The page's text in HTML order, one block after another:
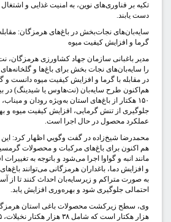
بر فناوری‌های نوین، به امنیت غذایی و اشتغال پایدار
یابند.
نجات‌بخش در باغ‌های هرمزگان: مقابله با
و افزایش کیفیت میوه
باغبانی سازمان جهاد کشاورزی هرمزگان، نت‌هاوس
سایه‌بان‌های نجات بخش برای باغ‌ها و گلخانه‌های استان
مقابله با گرما و افزایش کیفیت میوه دانست و گفت:
طرح سایه‌بان (نت‌هاوس یا شیدینگ) در بیش از
۱۵۰ هکتار از باغ‌های استان به‌ویژه رودان و میناب، با هدف
از تنش گرمایی، افزایش کیفیت میوه و بهبود
محصول در حال اجرا است.
شیخ‌زاده در گفت وگويي اظهار کرد: این طرح
اکنون برای باغ‌های مرکبات و محصولات گرمسیری
انبه و گواوا اجرا می‌شود و باتوجه به تغییرات اقلیمی
افزایش دما، باغداران هرمزگانی می‌توانند باغ‌های خود را
صورت متراکم و زیرسایه‌بان احداث کنند تا از آسیب‌های
جلوگیری شود و بهره‌وری افزایش یابد.
وی، سطح زیرکشت محصولات باغی استان هرمزگان ۸۰
هزار هکتار است که شامل ۳۸ هزار هکتار نخیلات، ۳۵ هزار